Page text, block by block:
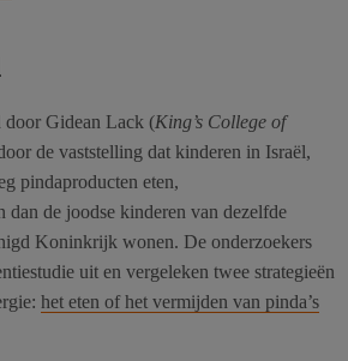
door Gidean Lack (King’s College of
de vaststelling dat kinderen in Israël,
pindaproducten eten,
dan de joodse kinderen van dezelfde
Koninkrijk wonen. De onderzoekers
uit en vergeleken twee strategieën
het eten of het vermijden van pinda’s